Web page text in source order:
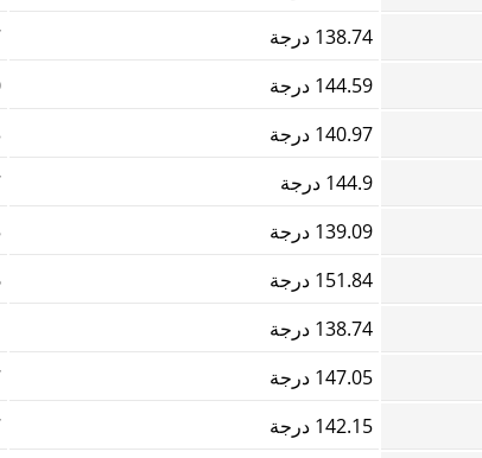
138.74 درجة
144.59 درجة
140.97 درجة
144.9 درجة
139.09 درجة
151.84 درجة
138.74 درجة
147.05 درجة
142.15 درجة